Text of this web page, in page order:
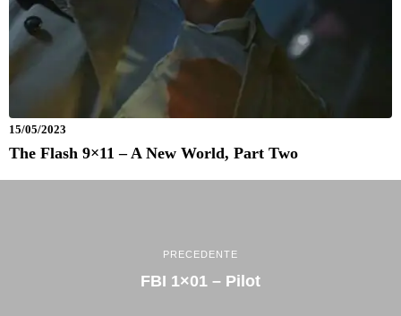
15/05/2023
The Flash 9×11 – A New World, Part Two
PRECEDENTE
FBI 1×01 – Pilot